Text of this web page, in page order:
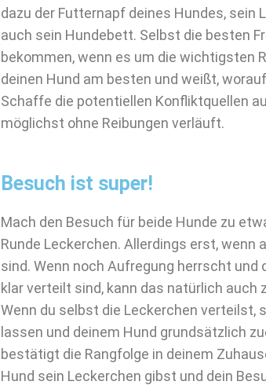
dazu der Futternapf deines Hundes, sein
auch sein Hundebett. Selbst die besten
bekommen, wenn es um die wichtigsten
deinen Hund am besten und weißt,
Schaffe die potentiellen Konfliktquellen
möglichst ohne Reibungen verläuft.
Besuch ist super!
Mach den Besuch für beide Hunde zu
Runde Leckerchen. Allerdings erst,
sind. Wenn noch Aufregung herrscht und
klar verteilt sind, kann das natürlich auch
Wenn du selbst die Leckerchen verteilst,
lassen und deinem Hund grundsätzlich
bestätigt die Rangfolge in deinem
Hund sein Leckerchen gibst und dein